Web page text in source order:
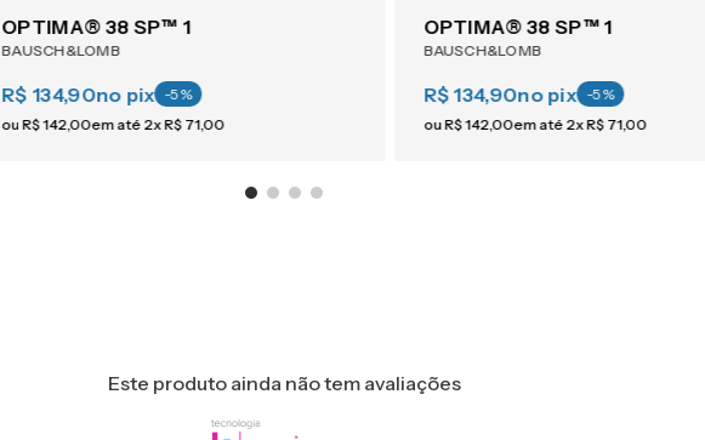
OPTIMA® 38 SP™ 1
BAUSCH&LOMB
R$ 134,90no pix -5%
ouR$142,00em até 2xR$ 71,00
OPTIMA® 38 SP™ 1
BAUSCH&LOMB
R$ 134,90no pix -5%
ouR$142,00em até 2xR$ 71,00
Este produto ainda não tem avaliações